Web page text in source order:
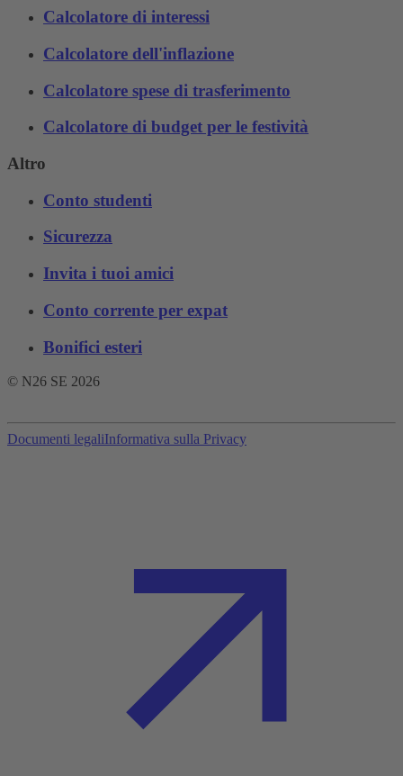
Calcolatore di interessi
Calcolatore dell'inflazione
Calcolatore spese di trasferimento
Calcolatore di budget per le festività
Altro
Conto studenti
Sicurezza
Invita i tuoi amici
Conto corrente per expat
Bonifici esteri
© N26 SE 2026
Documenti legaliInformativa sulla Privacy